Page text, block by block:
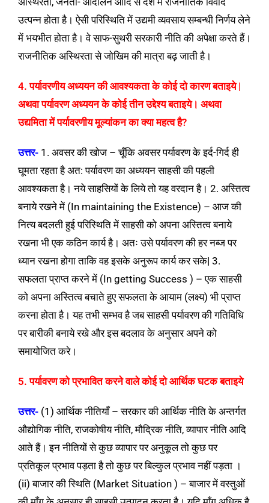
उत्पन्न होता है। ऐसी परिस्थिति में उद्यमी व्यवसाय सम्बन्धी निर्णय लेने
में भयभीत होता है। वे साफ-सुथरी सरकारी नीति की अपेक्षा करते हैं।
राजनीतिक अस्थिरता से जोखिम की मात्रा बढ़ जाती है।
4. पर्यावरणीय अध्ययन की आवश्यकता के कोई दो कारण बताइये |
अथवा पर्यावरण अध्ययन के कोई तीन उद्देश्य बताइये। अथवा
उद्यमिता में पर्यावरणीय मूल्यांकन का क्या महत्व है?
उत्तर- 1. अवसर की खोज – चूँकि अवसर पर्यावरण के इर्द-गिर्द ही
घूमता रहता है अत: पर्यावरण का अध्ययन साहसी की पहली
आवश्यकता है। नये साहसियों के लिये तो यह वरदान है। 2. अस्तित्व
बनाये रखने में (In maintaining the Existence) – आज की
नित्य बदलती हुई परिस्थिति में साहसी को अपना अस्तित्व बनाये
रखना भी एक कठिन कार्य है। अतः उसे पर्यावरण की हर नब्ज पर
ध्यान रखना होगा ताकि वह इसके अनुरूप कार्य कर सके| 3.
सफलता प्राप्त करने में (In getting Success ) – एक साहसी
को अपना अस्तित्व बचाते हुए सफलता के आयाम (लक्ष्य) भी प्राप्त
करना होता है। यह तभी सम्भव है जब साहसी पर्यावरण की गतिविधि
पर बारीकी बनाये रखे और इस बदलाव के अनुसार अपने को
समायोजित करे।
5. पर्यावरण को प्रभावित करने वाले कोई दो आर्थिक घटक बताइये
उत्तर- (1) आर्थिक नीतियाँ – सरकार की आर्थिक नीति के अन्तर्गत
औद्योगिक नीति, राजकोषीय नीति, मौद्रिक नीति, व्यापार नीति आदि
आते हैं। इन नीतियों से कुछ व्यापार पर अनुकूल तो कुछ पर
प्रतिकूल प्रभाव पड़ता है तो कुछ पर बिल्कुल प्रभाव नहीं पड़ता ।
(ii) बाजार की स्थिति (Market Situation ) – बाजार में वस्तुओं